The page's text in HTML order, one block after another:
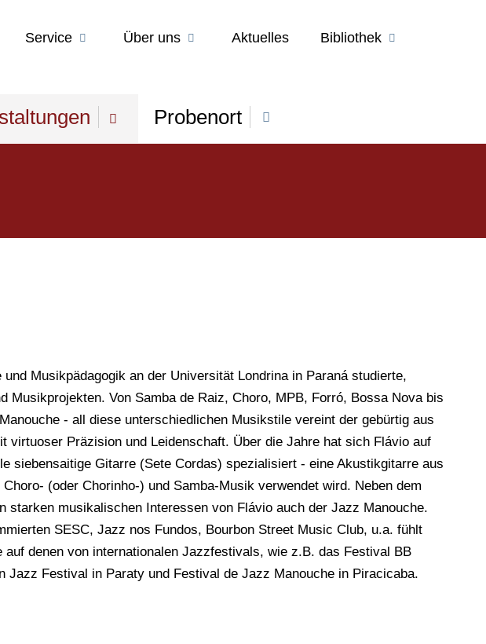
Service Über uns Aktuelles Bibliothek
Probenort
Musikpädagogik an der Universität Londrina in Paraná studierte,
Musikprojekten. Von Samba de Raiz, Choro, MPB, Forró, Bossa Nova bis
- all diese unterschiedlichen Musikstile vereint der gebürtig aus
virtuoser Präzision und Leidenschaft. Über die Jahre hat sich Flávio auf
siebensaitige Gitarre (Sete Cordas) spezialisiert - eine Akustikgitarre aus
(oder Chorinho-) und Samba-Musik verwendet wird. Neben dem
starken musikalischen Interessen von Flávio auch der Jazz Manouche.
SESC, Jazz nos Fundos, Bourbon Street Music Club, u.a. fühlt
denen von internationalen Jazzfestivals, wie z.B. das Festival BB
Jazz Festival in Paraty und Festival de Jazz Manouche in Piracicaba.